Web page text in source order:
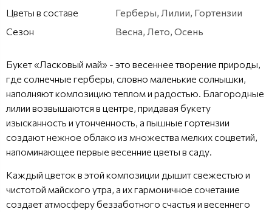
Цветы в составе
Герберы, Лилии, Гортензии
Сезон
Весна, Лето, Осень
Букет «Ласковый май» - это весеннее творение природы,
где солнечные герберы, словно маленькие солнышки,
наполняют композицию теплом и радостью. Благородные
лилии возвышаются в центре, придавая букету
изысканность и утонченность, а пышные гортензии
создают нежное облако из множества мелких соцветий,
напоминающее первые весенние цветы в саду.
Каждый цветок в этой композиции дышит свежестью и
чистотой майского утра, а их гармоничное сочетание
создает атмосферу беззаботного счастья и весеннего